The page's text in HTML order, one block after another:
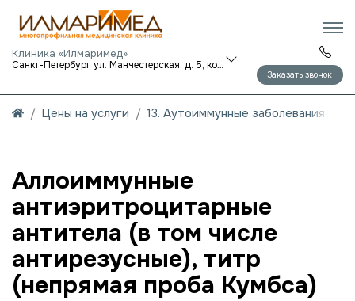
Клиника «Илмаримед»
Санкт-Петербург ул. Манчестерская, д. 5, корп. 1
Заказать звонок
Цены на услуги 13. Аутоиммунные заболевания
Аллоиммунные
антиэритроцитарные
антитела (в том числе
антирезусные), титр
(непрямая проба Кумбса)